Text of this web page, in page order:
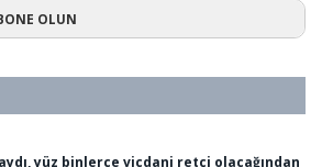
OLUN
yüz binlerce vicdani retçi olacağından